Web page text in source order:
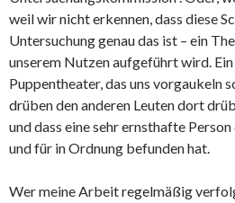
weil wir nicht erkennen, dass diese
Untersuchung genau das ist – ein
unserem Nutzen aufgeführt wird.
Puppentheater, das uns vorgaukeln
drüben den anderen Leuten dort
und dass eine sehr ernsthafte
und für in Ordnung befunden hat.
Wer meine Arbeit regelmäßig